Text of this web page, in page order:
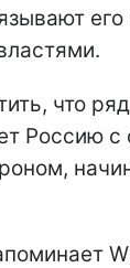
что
Россию